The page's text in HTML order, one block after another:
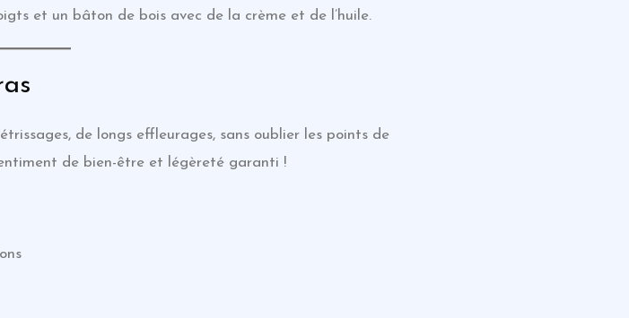
et un bâton de bois avec de la crème et de l’huile.
de longs effleurages, sans oublier les points de
de bien-être et légèreté garanti !